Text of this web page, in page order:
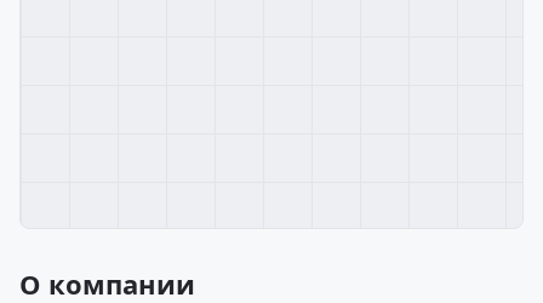
О компании